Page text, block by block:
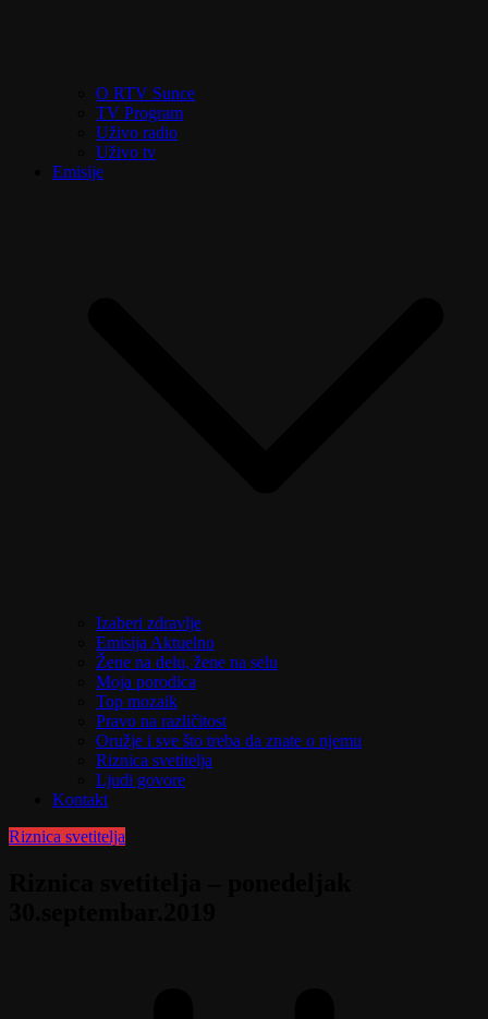
O RTV Sunce
TV Program
Uživo radio
Uživo tv
Emisije
Izaberi zdravlje
Emisija Aktuelno
Žene na delu, žene na selu
Moja porodica
Top mozaik
Pravo na različitost
Oružje i sve što treba da znate o njemu
Riznica svetitelja
Ljudi govore
Kontakt
Riznica svetitelja